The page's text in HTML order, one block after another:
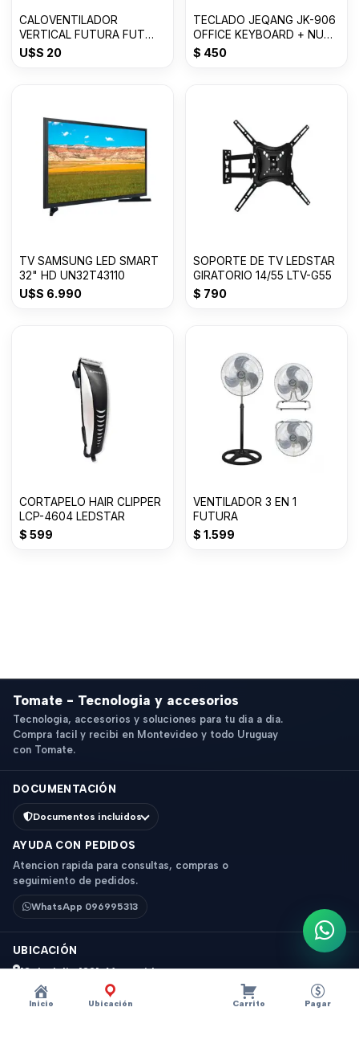
Inicio Ubicación Carrito Pagar
CALOVENTILADOR
VERTICAL FUTURA FUT
CV2001
U$S 20
TECLADO JEQANG JK-906
OFFICE KEYBOARD + NUM
USB
$ 450
TV SAMSUNG LED SMART
32" HD UN32T43110
U$S 6.990
SOPORTE DE TV LEDSTAR
GIRATORIO 14/55 LTV-G55
$ 790
CORTAPELO HAIR CLIPPER
LCP-4604 LEDSTAR
$ 599
VENTILADOR 3 EN 1
FUTURA
$ 1.599
Tomate - Tecnologia y accesorios
Tecnologia, accesorios y soluciones para tu dia a dia.
Compra facil y recibi en Montevideo y todo Uruguay
con Tomate.
DOCUMENTACIÓN
Documentos incluidos
AYUDA CON PEDIDOS
Atencion rapida para consultas, compras o
seguimiento de pedidos.
WhatsApp 096995313
UBICACIÓN
18 de Julio 1831, Montevideo
Horario: 9 a 18 hs